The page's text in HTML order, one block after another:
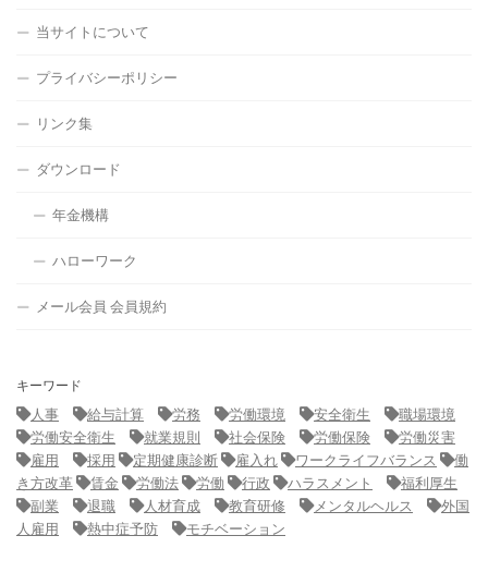
当サイトについて
プライバシーポリシー
リンク集
ダウンロード
年金機構
ハローワーク
メール会員 会員規約
キーワード
人事
給与計算 労務 労働環境 安全衛生
職場環境
労働安全衛生
就業規則 社会保険 労働保険
労働災害
雇用
採用 定期健康診断 雇入れ ワークライフバランス
働
き方改革
賃金 労働法 労働 行政 ハラスメント
福利厚生
副業
退職 人材育成 教育研修 メンタルヘルス
外国
人雇用
熱中症予防 モチベーション